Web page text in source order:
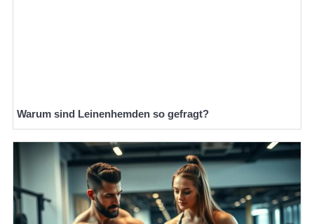
Warum sind Leinenhemden so gefragt?